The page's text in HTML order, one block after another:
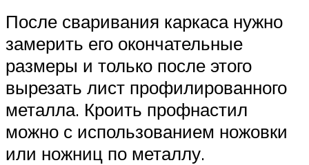
После сваривания каркаса нужно
замерить его окончательные
размеры и только после этого
вырезать лист профилированного
металла. Кроить профнастил
можно с использованием ножовки
или ножниц по металлу.